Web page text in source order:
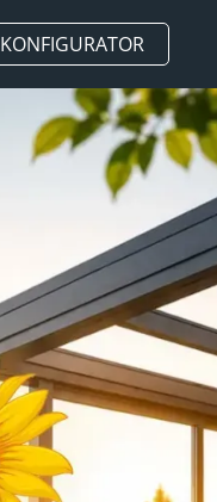
KONFIGURATOR